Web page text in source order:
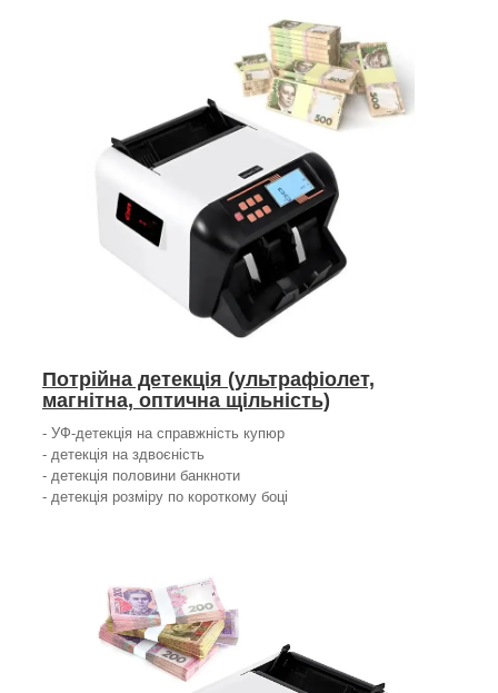
Потрійна детекція (ультрафіолет,
магнітна, оптична щільність)
- УФ-детекція на справжність купюр
- детекція на здвоєність
- детекція половини банкноти
- детекція розміру по короткому боці